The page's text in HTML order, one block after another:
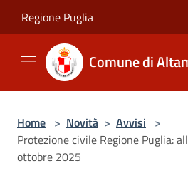
Regione Puglia
Comune di
Home > Novità > Avvisi >
Protezione civile Regione Puglia:
ottobre 2025